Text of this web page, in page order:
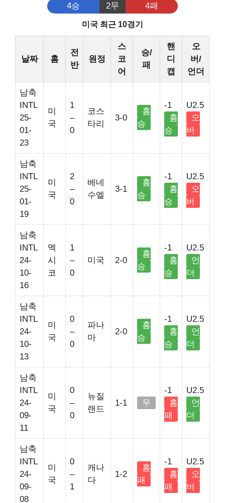
4승 2무 4패
미국 최근 10경기
날짜 홈
전
반
원정
스
코
어
승/
패
핸
디
캡
오
버/
언더
남축
INTL
25-
01-
23
미
국
1
–
0
코스
타리
3-0
홈
승
-1
홈
승
U2.5
오
버
남축
INTL
25-
01-
19
미
국
2
–
0
베네
수엘
3-1
홈
승
-1
홈
승
U2.5
오
버
남축
INTL
24-
10-
16
멕
시
코
1
–
0
미국 2-0
홈
승
-1
홈
승
U2.5
언
더
남축
INTL
24-
10-
13
미
국
0
–
0
파나
마
2-0
홈
승
-1
홈
승
U2.5
언
더
남축
INTL
24-
09-
11
미
국
0
–
0
뉴질
랜드
1-1 무
-1
홈
패
U2.5
언
더
남축
INTL
24-
09-
08
미
국
0
–
1
캐나
다
1-2
홈
패
-1
홈
패
U2.5
오
버